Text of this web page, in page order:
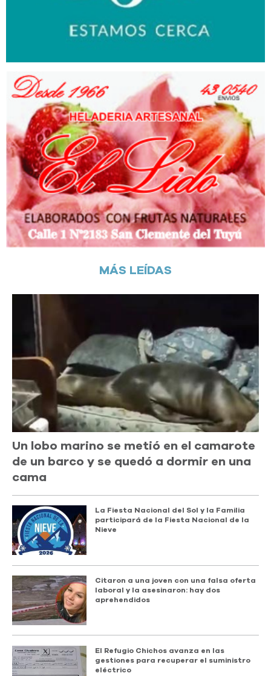
MÁS LEÍDAS
Un lobo marino se metió en el camarote
de un barco y se quedó a dormir en una
cama
La Fiesta Nacional del Sol y la Familia
participará de la Fiesta Nacional de la
Nieve
Citaron a una joven con una falsa oferta
laboral y la asesinaron: hay dos
aprehendidos
El Refugio Chichos avanza en las
gestiones para recuperar el suministro
eléctrico